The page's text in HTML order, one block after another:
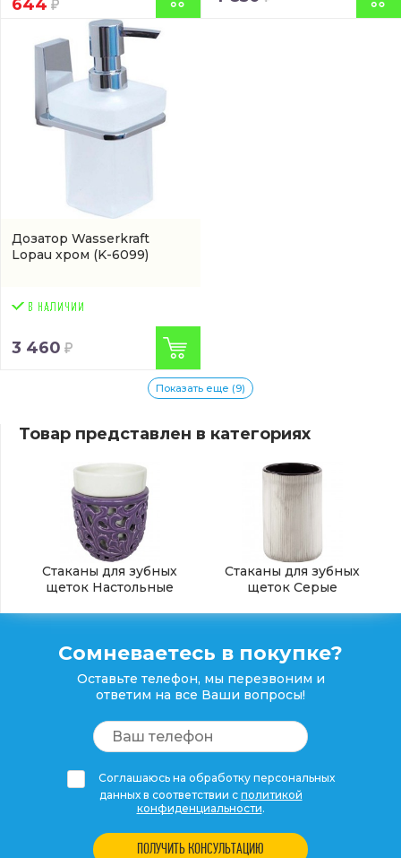
644
Дозатор Wasserkraft
Lopau хром (K-6099)
3 460
Показать еще (9)
Товар представлен в категориях
Стаканы для зубных
щеток Настольные
Стаканы для зубных
щеток Серые
Сомневаетесь в покупке?
Оставьте телефон, мы перезвоним и
ответим на все Ваши вопросы!
Соглашаюсь на обработку персональных
данных в соответствии с политикой
конфиденциальности.
ПОЛУЧИТЬ КОНСУЛЬТАЦИЮ